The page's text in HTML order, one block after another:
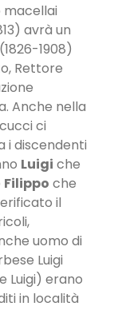
macellai
avrà un
(1826-1908)
Rettore
Anche nella
ci
i discendenti
Luigi che
Filippo che
il
uomo di
Luigi
Luigi) erano
in località